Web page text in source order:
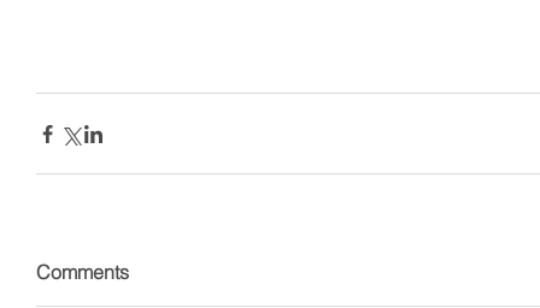
Comments